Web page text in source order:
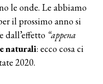
le onde. Le abbiamo
il prossimo anno si
dall’effetto “appena
naturali: ecco cosa ci
2020.